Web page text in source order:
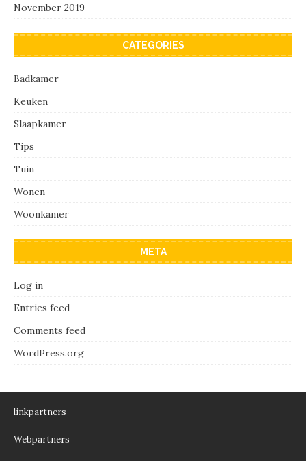
November 2019
CATEGORIES
Badkamer
Keuken
Slaapkamer
Tips
Tuin
Wonen
Woonkamer
META
Log in
Entries feed
Comments feed
WordPress.org
linkpartners
Webpartners